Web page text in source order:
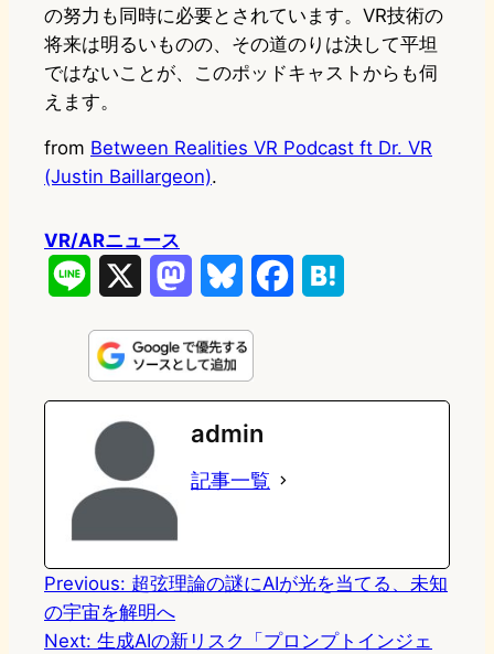
の努力も同時に必要とされています。VR技術の
将来は明るいものの、その道のりは決して平坦
ではないことが、このポッドキャストからも伺
えます。
from Between Realities VR Podcast ft Dr. VR
(Justin Baillargeon).
VR/ARニュース
n
e
s
t
o
d
n
u
e
s
k
e
k
e
admin
記事一覧
Previous: 超弦理論の謎にAIが光を当てる、未知
の宇宙を解明へ
Next: 生成AIの新リスク「プロンプトインジェ